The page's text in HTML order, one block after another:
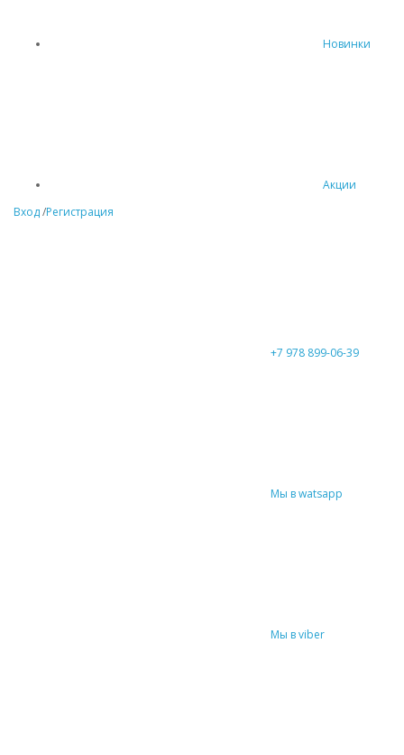
Новинки
Акции
Вход/Регистрация
+7 978 899-06-39
Мы в watsapp
Мы в viber